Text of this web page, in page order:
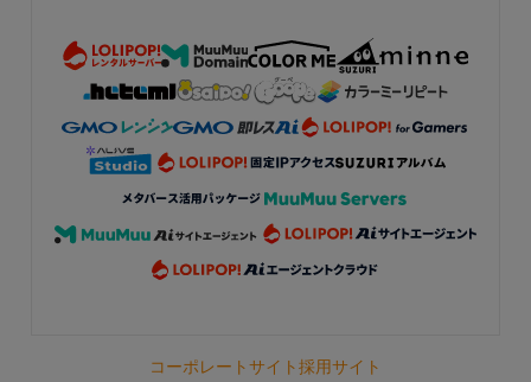
コーポレートサイト採用サイト